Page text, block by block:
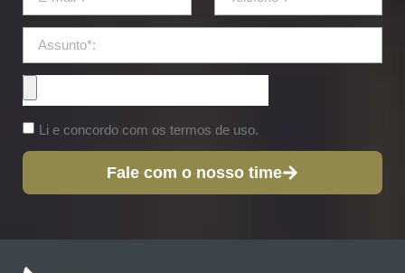
Li e concordo com os termos de uso.
Fale com o nosso time